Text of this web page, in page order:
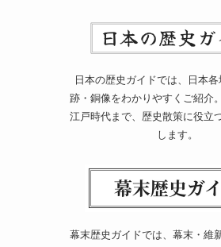
日本の歴史ガイドでは、日本
跡・銅像をわかりやすくご紹介
江戸時代まで、歴史散策に役立
します。
幕末歴史ガイドでは、幕末・維